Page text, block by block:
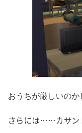
おうちが厳しいの
さらには……カサン